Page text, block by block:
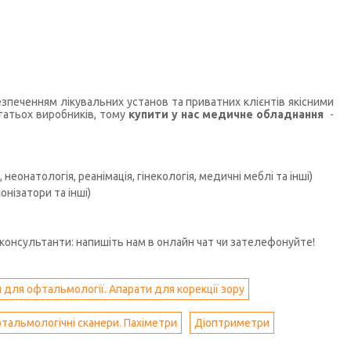
лікувальних установ та приватних клієнтів якісними
виробників, тому купити у нас медичне обладнання
-
реанімація, гінекологія, медичні меблі та інші)
та інші)
напишіть нам в онлайн чат чи зателефонуйте!
для офтальмології. Апарати для корекції зору
сканери. Пахіметри Діоптриметри